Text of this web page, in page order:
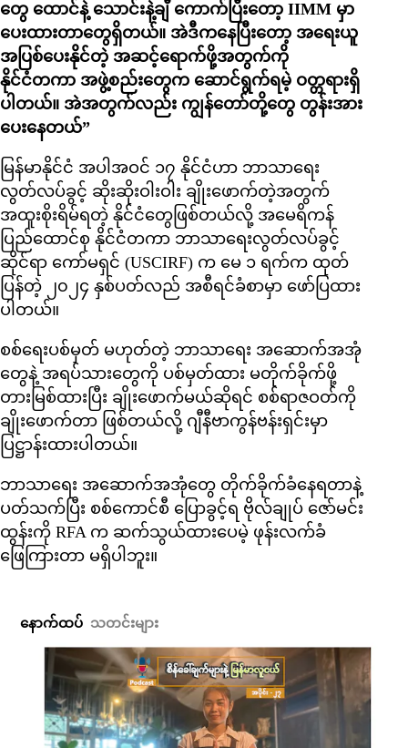
တွေ ထောင်နဲ့ သောင်းနဲ့ချီ ကောက်ပြီးတော့ IIMM မှာ
ပေးထားတာတွေရှိတယ်။ အဲဒီကနေပြီးတော့ အရေးယူ
အပြစ်ပေးနိုင်တဲ့ အဆင့်ရောက်ဖို့အတွက်ကို
နိုင်ငံတကာ အဖွဲ့စည်းတွေက ဆောင်ရွက်ရမဲ့ ဝတ္တရားရှိ
ပါတယ်။ အဲအတွက်လည်း ကျွန်တော်တို့တွေ တွန်းအား
ပေးနေတယ်”
မြန်မာနိုင်ငံ အပါအဝင် ၁၇ နိုင်ငံဟာ ဘာသာရေး
လွတ်လပ်ခွင့် ဆိုးဆိုးဝါးဝါး ချိုးဖောက်တဲ့အတွက်
အထူးစိုးရိမ်ရတဲ့ နိုင်ငံတွေဖြစ်တယ်လို့ အမေရိကန်
ပြည်ထောင်စု နိုင်ငံတကာ ဘာသာရေးလွတ်လပ်ခွင့်
ဆိုင်ရာ ကော်မရှင် (USCIRF) က မေ ၁ ရက်က ထုတ်
ပြန်တဲ့ ၂၀၂၄ နှစ်ပတ်လည် အစီရင်ခံစာမှာ ဖော်ပြထား
ပါတယ်။
စစ်ရေးပစ်မှတ် မဟုတ်တဲ့ ဘာသာရေး အဆောက်အအုံ
တွေနဲ့ အရပ်သားတွေကို ပစ်မှတ်ထား မတိုက်ခိုက်ဖို့
တားမြစ်ထားပြီး ချိုးဖောက်မယ်ဆိုရင် စစ်ရာဇဝတ်ကို
ချိုးဖောက်တာ ဖြစ်တယ်လို့ ဂျီနီဗာကွန်ဗန်းရှင်းမှာ
ပြဋ္ဌာန်းထားပါတယ်။
ဘာသာရေး အဆောက်အအုံတွေ တိုက်ခိုက်ခံနေရတာနဲ့
ပတ်သက်ပြီး စစ်ကောင်စီ ပြောခွင့်ရ ဗိုလ်ချုပ် ဇော်မင်း
ထွန်းကို RFA က ဆက်သွယ်ထားပေမဲ့ ဖုန်းလက်ခံ
ဖြေကြားတာ မရှိပါဘူး။
နောက်ထပ် သတင်းများ